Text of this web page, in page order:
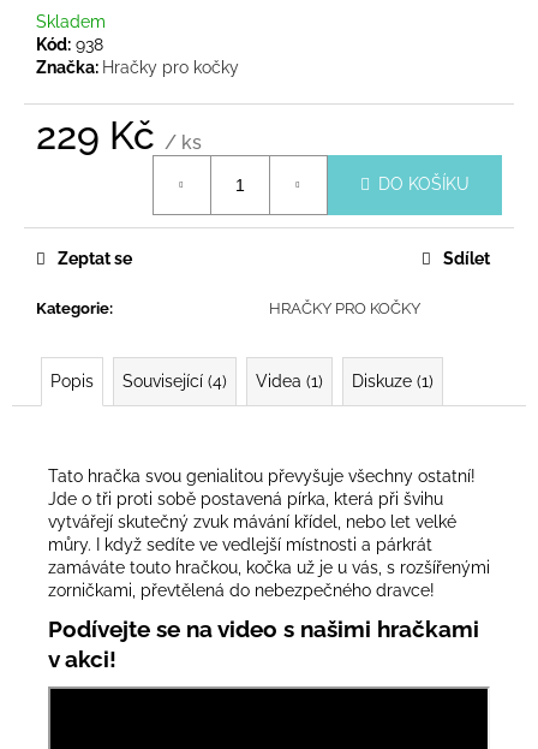
Skladem
Kód: 938
Značka: Hračky pro kočky
229 Kč / ks
DO KOŠÍKU
Kategorie: HRAČKY PRO KOČKY
Zeptat se Sdílet
Popis Související (4) Videa (1) Diskuze (1)
Tato hračka svou genialitou převyšuje všechny ostatní!
Jde o tři proti sobě postavená pírka, která při švihu
vytvářejí skutečný zvuk mávání křídel, nebo let velké
můry. I když sedíte ve vedlejší místnosti a párkrát
zamáváte touto hračkou, kočka už je u vás, s rozšířenými
zorničkami, převtělená do nebezpečného dravce!
Podívejte se na video s našimi hračkami
v akci!
PRO
KOČKY
590
Kč